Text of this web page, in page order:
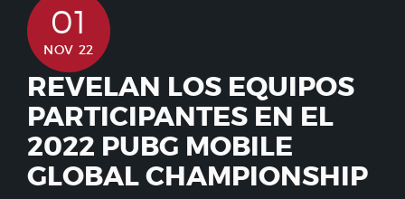
01
NOV 22
REVELAN LOS EQUIPOS
PARTICIPANTES EN EL
2022 PUBG MOBILE
GLOBAL CHAMPIONSHIP